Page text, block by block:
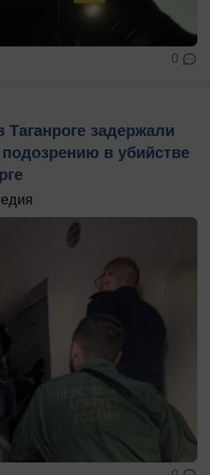
0
задержали
в убийстве